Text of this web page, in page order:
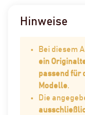
Hinweise
Bei diesem
ein
passend für
Modelle.
Die